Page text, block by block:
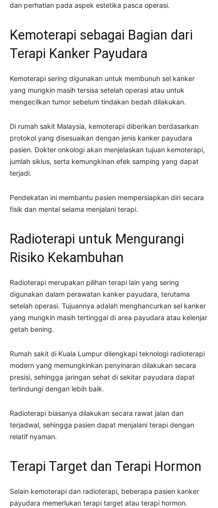
dan perhatian pada aspek estetika pasca operasi.
Kemoterapi sebagai Bagian dari
Terapi Kanker Payudara
Kemoterapi sering digunakan untuk membunuh sel kanker
yang mungkin masih tersisa setelah operasi atau untuk
mengecilkan tumor sebelum tindakan bedah dilakukan.
Di rumah sakit Malaysia, kemoterapi diberikan berdasarkan
protokol yang disesuaikan dengan jenis kanker payudara
pasien. Dokter onkologi akan menjelaskan tujuan kemoterapi,
jumlah siklus, serta kemungkinan efek samping yang dapat
terjadi.
Pendekatan ini membantu pasien mempersiapkan diri secara
fisik dan mental selama menjalani terapi.
Radioterapi untuk Mengurangi
Risiko Kekambuhan
Radioterapi merupakan pilihan terapi lain yang sering
digunakan dalam perawatan kanker payudara, terutama
setelah operasi. Tujuannya adalah menghancurkan sel kanker
yang mungkin masih tertinggal di area payudara atau kelenjar
getah bening.
Rumah sakit di Kuala Lumpur dilengkapi teknologi radioterapi
modern yang memungkinkan penyinaran dilakukan secara
presisi, sehingga jaringan sehat di sekitar payudara dapat
terlindungi dengan lebih baik.
Radioterapi biasanya dilakukan secara rawat jalan dan
terjadwal, sehingga pasien dapat menjalani terapi dengan
relatif nyaman.
Terapi Target dan Terapi Hormon
Selain kemoterapi dan radioterapi, beberapa pasien kanker
payudara memerlukan terapi target atau terapi hormon.